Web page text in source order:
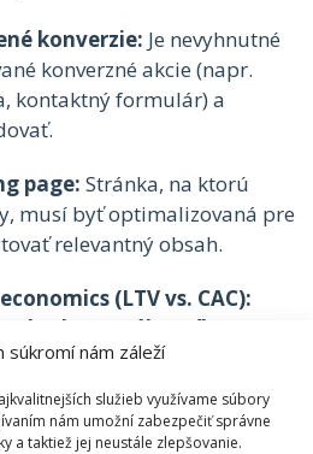
súkromí nám záleží
služieb využívame súbory
nám umožní zabezpečiť správne
a taktiež jej neustále zlepšovanie.
konverzie: Je nevyhnutné
konverzné akcie (napr.
kontaktný formulár) a
page: Stránka, na ktorú
musí byť optimalizovaná pre
relevantný obsah.
(LTV vs. CAC):
hodnotu zákazníka (LTV)
získanie (CAC)
zákazníka vyššie ako jeho
do reklamy nemusí byť